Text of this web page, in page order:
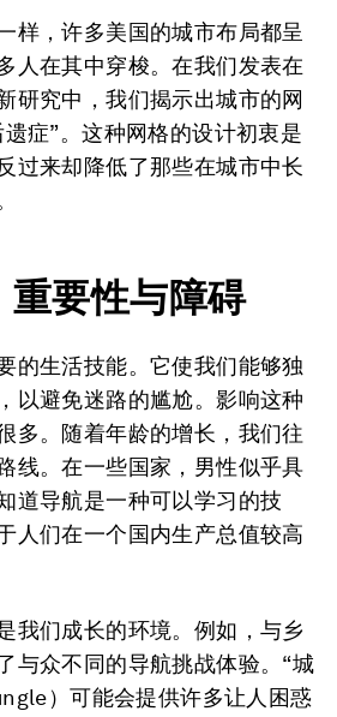
样，许多美国的城市布局都呈
人在其中穿梭。在我们发表在
研究中，我们揭示出城市的网
症”。这种网格的设计初衷是
过来却降低了那些在城市中长
重要性与障碍
的生活技能。它使我们能够独
以避免迷路的尴尬。影响这种
多。随着年龄的增长，我们往
线。在一些国家，男性似乎具
道导航是一种可以学习的技
人们在一个国内生产总值较高
我们成长的环境。例如，与乡
与众不同的导航挑战体验。“城
）可能会提供许多让人困惑